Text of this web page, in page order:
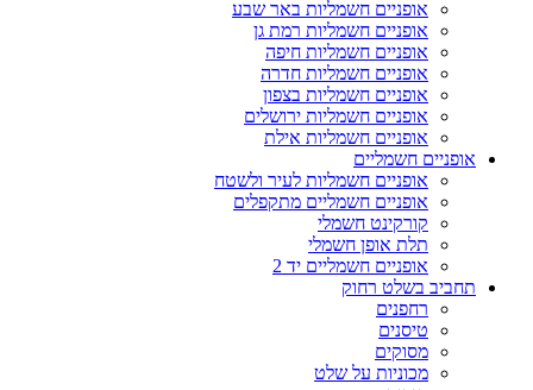
אופניים חשמליות באר שבע
אופניים חשמליות רמת גן
אופניים חשמליות חיפה
אופניים חשמליות חדרה
אופניים חשמליות בצפון
אופניים חשמליות ירושלים
אופניים חשמליות אילת
אופניים חשמליים
אופניים חשמליות לעיר ולשטח
אופניים חשמליים מתקפלים
קורקינט חשמלי
תלת אופן חשמלי
אופניים חשמליים יד 2
תחביב בשלט רחוק
רחפנים
טיסנים
מסוקים
מכוניות על שלט